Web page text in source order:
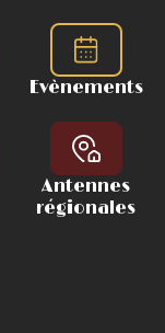
Evènements
Antennes
régionales